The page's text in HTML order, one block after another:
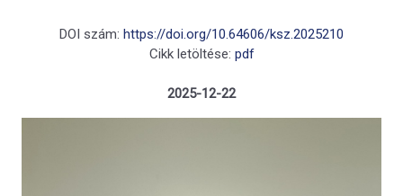
DOI szám: https://doi.org/10.64606/ksz.2025210
Cikk letöltése: pdf
2025-12-22